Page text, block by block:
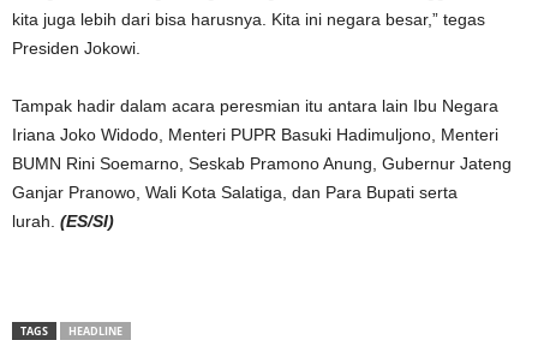
kita juga lebih dari bisa harusnya. Kita ini negara besar,” tegas
Presiden Jokowi.
Tampak hadir dalam acara peresmian itu antara lain Ibu Negara
Iriana Joko Widodo, Menteri PUPR Basuki Hadimuljono, Menteri
BUMN Rini Soemarno, Seskab Pramono Anung, Gubernur Jateng
Ganjar Pranowo, Wali Kota Salatiga, dan Para Bupati serta
lurah. (ES/SI)
TAGS HEADLINE